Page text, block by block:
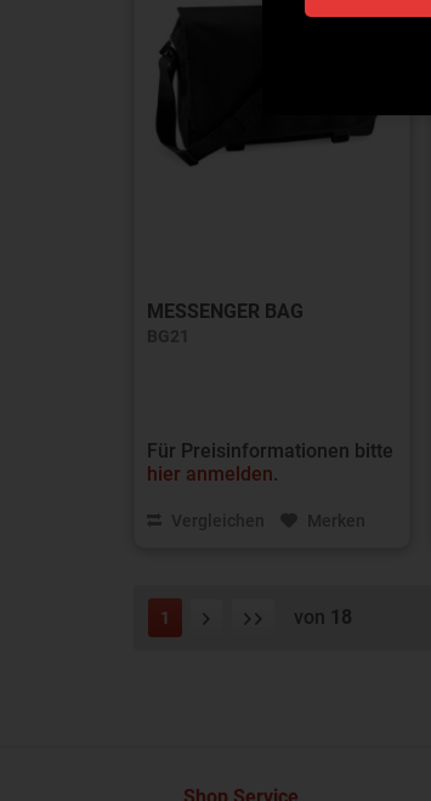
MESSENGER BAG
BG21
Für Preisinformationen bitte
hier anmelden.
Vergleichen Merken
1 von 18
Shop Service